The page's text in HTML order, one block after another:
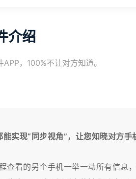
介绍
，100%不让对方知道。
能实现“同步视角”，让您知晓对方手
查看的另个手机一举一动所有信息